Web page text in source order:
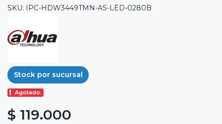
SKU: IPC-HDW3449TMN-AS-LED-0280B
Stock por sucursal
Agotado.
$ 119.000